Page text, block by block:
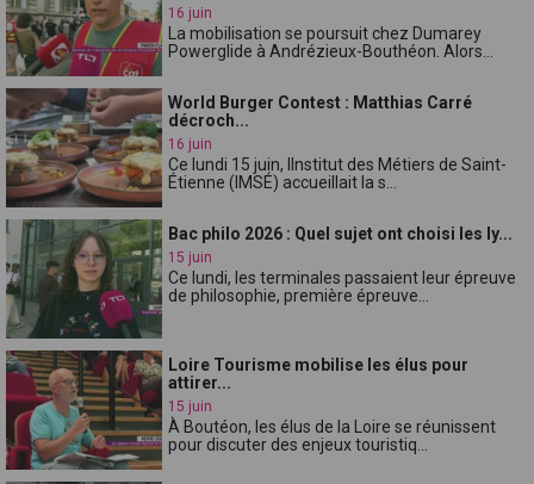
16 juin
La mobilisation se poursuit chez Dumarey
Powerglide à Andrézieux-Bouthéon. Alors...
World Burger Contest : Matthias Carré
décroch...
16 juin
Ce lundi 15 juin, lInstitut des Métiers de Saint-
Étienne (IMSÉ) accueillait la s...
Bac philo 2026 : Quel sujet ont choisi les ly...
15 juin
Ce lundi, les terminales passaient leur épreuve
de philosophie, première épreuve...
Loire Tourisme mobilise les élus pour
attirer...
15 juin
À Boutéon, les élus de la Loire se réunissent
pour discuter des enjeux touristiq...